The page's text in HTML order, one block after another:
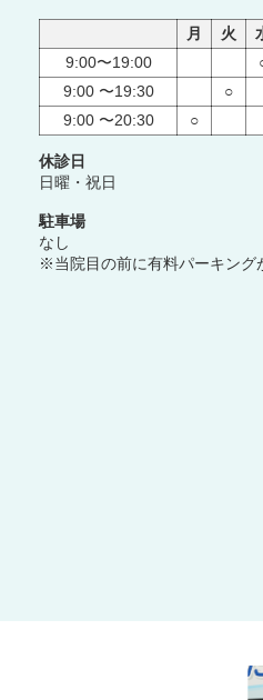
月 火
9:00〜19:00
9:00 〜19:30
○
9:00 〜20:30
○
休診日
日曜・祝日
駐車場
なし
※当院目の前に有料パーキング